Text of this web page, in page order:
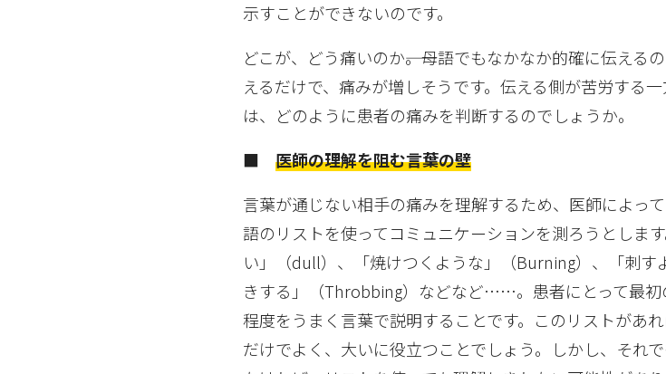
示すことができないのです。
どこが、どう痛いのか――。母語でもなかなか的確に伝え
えるだけで、痛みが増しそうです。伝える側が苦労する
は、どのように患者の痛みを判断するのでしょうか。
■医師の理解を阻む言葉の壁
言葉が通じない相手の痛みを理解するため、医師によっ
語のリストを使ってコミュニケーションを測ろうとしま
い」（dull）、「焼けつくような」（Burning）、「刺
きする」（Throbbing）などなど……。患者にとって最初
程度をうまく言葉で説明することです。このリストがあ
だけでよく、大いに役立つことでしょう。しかし、それ